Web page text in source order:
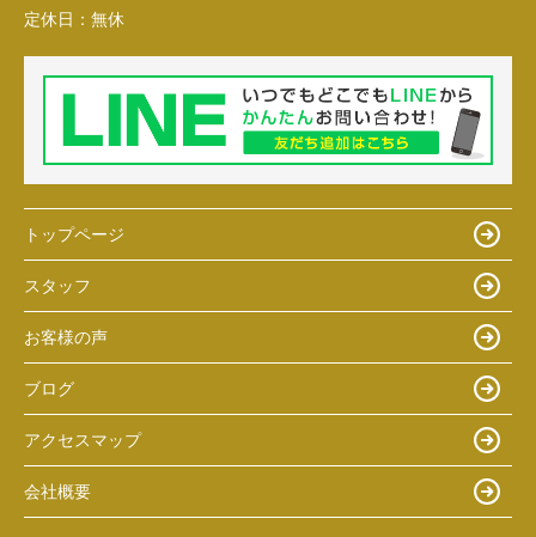
定休日： 無休
トップページ
スタッフ
お客様の声
ブログ
アクセスマップ
会社概要